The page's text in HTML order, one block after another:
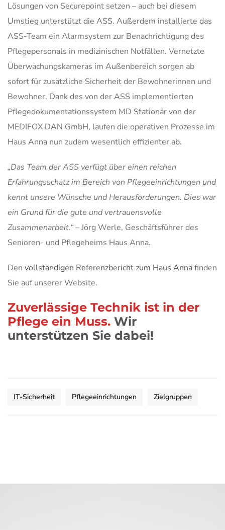
Lösungen von Securepoint setzen – auch bei diesem
Umstieg unterstützt die ASS. Außerdem installierte das
ASS-Team ein Alarmsystem zur Benachrichtigung des
Pflegepersonals in medizinischen Notfällen. Vernetzte
Überwachungskameras im Außenbereich sorgen ab
sofort für zusätzliche Sicherheit der Bewohnerinnen und
Bewohner. Dank des von der ASS implementierten
Pflegedokumentationssystem MD Stationär von der
MEDIFOX DAN GmbH, laufen die operativen Prozesse im
Haus Anna nun zudem wesentlich effizienter ab.
„Das Team der ASS verfügt über einen reichen
Erfahrungsschatz im Bereich von Pflegeeinrichtungen und
kennt unsere Wünsche und Herausforderungen. Dies war
ein Grund für die gute und vertrauensvolle
Zusammenarbeit.“– Jörg Werle, Geschäftsführer des
Senioren- und Pflegeheims Haus Anna.
Den vollständigen Referenzbericht zum Haus Annafinden
Sie auf unserer Website.
Zuverlässige Technik ist in der
Pflege ein Muss. Wir
unterstützen Sie dabei!
IT-Sicherheit Pflegeeinrichtungen Zielgruppen